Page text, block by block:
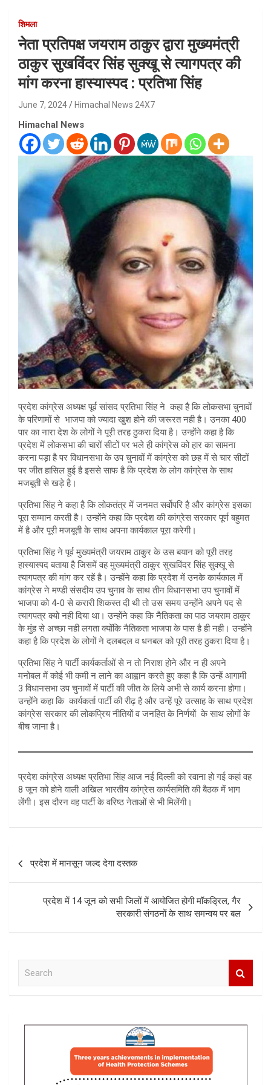
शिमला
नेता प्रतिपक्ष जयराम ठाकुर द्वारा मुख्यमंत्री
ठाकुर सुखविंदर सिंह सुक्खू से त्यागपत्र की
मांग करना हास्यास्पद : प्रतिभा सिंह
June 7, 2024 Himachal News 24X7
Himachal News
प्रदेश कांग्रेस अध्यक्ष पूर्व सांसद प्रतिभा सिंह ने कहा है कि लोकसभा चुनावों
के परिणामों से भाजपा को ज्यादा खुश होने की जरूरत नही है। उनका 400
पार का नारा देश के लोगों ने पूरी तरह ठुकरा दिया है। उन्होंने कहा है कि
प्रदेश में लोकसभा की चारों सीटों पर भले ही कांग्रेस को हार का सामना
करना पड़ा है पर विधानसभा के उप चुनावों में कांग्रेस को छह में से चार सीटों
पर जीत हासिल हुई है इससे साफ है कि प्रदेश के लोग कांग्रेस के साथ
मजबूती से खड़े है।
प्रतिभा सिंह ने कहा है कि लोकतंत्र में जनमत सर्वोपरि है और कांग्रेस इसका
पूरा सम्मान करती है। उन्होंने कहा कि प्रदेश की कांग्रेस सरकार पूर्ण बहुमत
में है और पूरी मजबूती के साथ अपना कार्यकाल पूरा करेगी।
प्रतिभा सिंह ने पूर्व मुख्यमंत्री जयराम ठाकुर के उस बयान को पूरी तरह
हास्यास्पद बताया है जिसमें वह मुख्यमंत्री ठाकुर सुखविंदर सिंह सुक्खू से
त्यागपत्र की मांग कर रहें है। उन्होंने कहा कि प्रदेश में उनके कार्यकाल में
कांग्रेस ने मण्डी संसदीय उप चुनाव के साथ तीन विधानसभा उप चुनावों में
भाजपा को 4-0 से करारी शिकस्त दी थी तो उस समय उन्होंने अपने पद से
त्यागपत्र क्यो नही दिया था। उन्होंने कहा कि नैतिकता का पाठ जयराम ठाकुर
के मुंह से अच्छा नही लगता क्योंकि नैतिकता भाजपा के पास है ही नही। उन्होंने
कहा है कि प्रदेश के लोगों ने दलबदल व धनबल को पूरी तरह ठुकरा दिया है।
प्रतिभा सिंह ने पार्टी कार्यकर्ताओं से न तो निराश होने और न ही अपने
मनोबल में कोई भी कमी न लाने का आह्वान करते हुए कहा है कि उन्हें आगामी
3 विधानसभा उप चुनावों में पार्टी की जीत के लिये अभी से कार्य करना होगा।
उन्होंने कहा कि कार्यकर्ता पार्टी की रीढ़ है और उन्हें पूरे उत्साह के साथ प्रदेश
कांग्रेस सरकार की लोकप्रिय नीतियों व जनहित के निर्णयों के साथ लोगों के
बीच जाना है।
प्रदेश कांग्रेस अध्यक्ष प्रतिभा सिंह आज नई दिल्ली को रवाना हो गई कहां वह
8 जून को होने वाली अखिल भारतीय कांग्रेस कार्यसमिति की बैठक में भाग
लेंगी। इस दौरन वह पार्टी के वरिष्ठ नेताओं से भी मिलेंगी।
navigation
प्रदेश में मानसून जल्द देगा दस्तक
प्रदेश में 14 जून को सभी जिलों में आयोजित होगी मॉकड्रिल, गैर
सरकारी संगठनों के साथ समन्वय पर बल